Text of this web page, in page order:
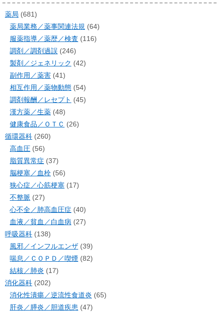
薬局 (681)
薬局業務／薬事関連法規 (64)
服薬指導／薬歴／検査 (116)
調剤／調剤過誤 (246)
製剤／ジェネリック (42)
副作用／薬害 (41)
相互作用／薬物動態 (54)
調剤報酬／レセプト (45)
漢方薬／生薬 (48)
健康食品／ＯＴＣ (26)
循環器科 (260)
高血圧 (56)
脂質異常症 (37)
脳梗塞／血栓 (56)
狭心症／心筋梗塞 (17)
不整脈 (27)
心不全／肺高血圧症 (40)
血液／貧血／白血病 (27)
呼吸器科 (138)
風邪／インフルエンザ (39)
喘息／ＣＯＰＤ／喫煙 (82)
結核／肺炎 (17)
消化器科 (202)
消化性潰瘍／逆流性食道炎 (65)
肝炎／膵炎／胆道疾患 (47)